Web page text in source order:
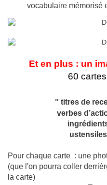
vocabulaire mémorisé
Et en plus : un
60
" titres de
verbes
Pour chaque carte : une
(que l'on pourra coller
la carte)